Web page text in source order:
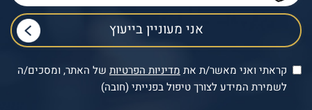
קראתי ואני מאשר/ת את מדיניות הפרטיות של האתר, ומסכים/ה
לשמירת המידע לצורך טיפול בפנייתי (חובה)